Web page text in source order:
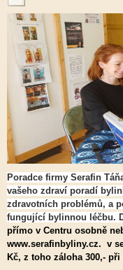
Poradce firmy Serafin
vašeho zdraví poradí
zdravotních problémů, a
fungující bylinnou léčbu.
přímo v Centru osobně
www.serafinbyliny.cz. v
Kč, z toho záloha 300,-